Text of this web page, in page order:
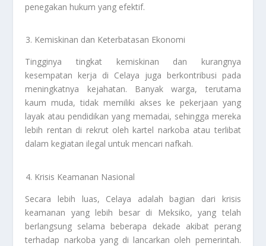
penegakan hukum yang efektif.
Kemiskinan dan Keterbatasan Ekonomi
Tingginya tingkat kemiskinan dan kurangnya
kesempatan kerja di Celaya juga berkontribusi pada
meningkatnya kejahatan. Banyak warga, terutama
kaum muda, tidak memiliki akses ke pekerjaan yang
layak atau pendidikan yang memadai, sehingga mereka
lebih rentan di rekrut oleh kartel narkoba atau terlibat
dalam kegiatan ilegal untuk mencari nafkah.
Krisis Keamanan Nasional
Secara lebih luas, Celaya adalah bagian dari krisis
keamanan yang lebih besar di Meksiko, yang telah
berlangsung selama beberapa dekade akibat perang
terhadap narkoba yang di lancarkan oleh pemerintah.